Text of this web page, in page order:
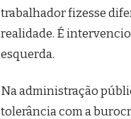
trabalhador fizesse
realidade. É
esquerda.
Na administração
tolerância com a